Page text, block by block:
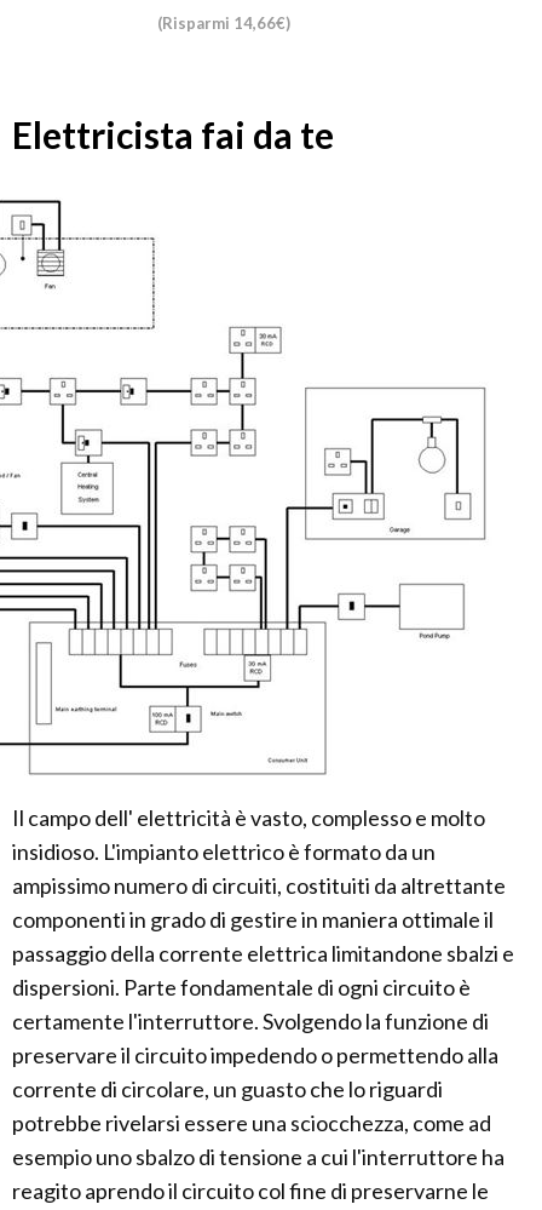
(Risparmi 14,66€)
Elettricista fai da te
Il campo dell' elettricità è vasto, complesso e molto
insidioso. L'impianto elettrico è formato da un
ampissimo numero di circuiti, costituiti da altrettante
componenti in grado di gestire in maniera ottimale il
passaggio della corrente elettrica limitandone sbalzi e
dispersioni. Parte fondamentale di ogni circuito è
certamente l'interruttore. Svolgendo la funzione di
preservare il circuito impedendo o permettendo alla
corrente di circolare, un guasto che lo riguardi
potrebbe rivelarsi essere una sciocchezza, come ad
esempio uno sbalzo di tensione a cui l'interruttore ha
reagito aprendo il circuito col fine di preservarne le